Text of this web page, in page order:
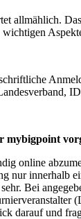
allmählich.
mybigpoint
online
nur innerhalb
Bei
und